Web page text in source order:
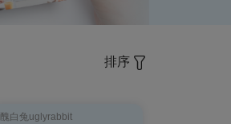
排序
醜白兔uglyrabbit